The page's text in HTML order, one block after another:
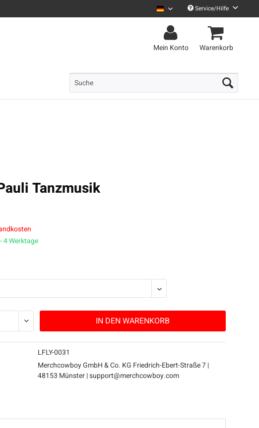
Le Fly DeutschService/Hilfe
Mein Konto Warenkorb
Tanzmusik
4 Werktage
IN DEN WARENKORB
LFLY-0031
Merchcowboy GmbH & Co. KG Friedrich-Ebert-Straße 7 |
48153 Münster |support@merchcowboy.com